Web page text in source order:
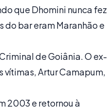
que Dhomini nunca fez
do bar eram Maranhão e
de Goiânia. O ex-
Artur Camapum,
2003 e retornou à